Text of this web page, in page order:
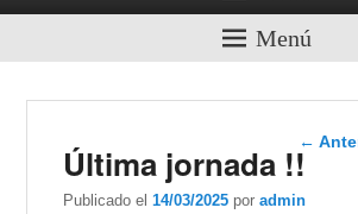
Menú
←
Última jornada !!
Publicado el14/03/2025 poradmin